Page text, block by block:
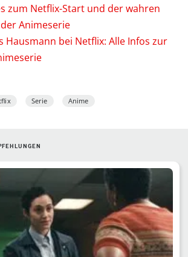
zum Netflix-Start und der wahren
Animeserie
Hausmann bei Netflix: Alle Infos zur
Serie Anime